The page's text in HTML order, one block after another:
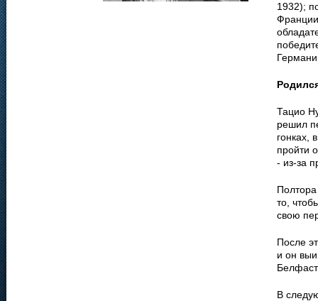
1932);
Тацио
решил
гонках,
пройти
- из-за
то,
свою
После
и он
В